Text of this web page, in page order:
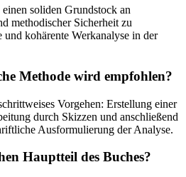
soliden Grundstock an
methodischer Sicherheit zu
kohärente Werkanalyse in der
Methode wird empfohlen?
Vorgehen: Erstellung einer
durch Skizzen und anschließend
Ausformulierung der Analyse.
Hauptteil des Buches?